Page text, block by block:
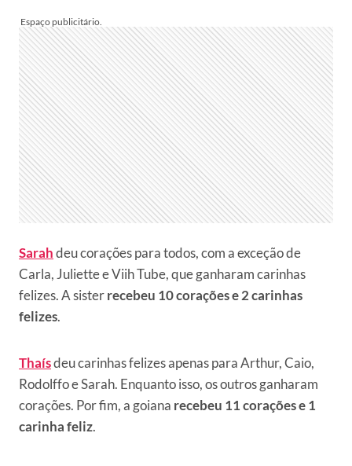
Sarahdeu corações para todos, com a exceção de
Carla, Juliette e Viih Tube, que ganharam carinhas
felizes. A sisterrecebeu 10 corações e 2 carinhas
felizes.
Thaísdeu carinhas felizes apenas para Arthur, Caio,
Rodolffo e Sarah. Enquanto isso, os outros ganharam
corações. Por fim, a goiana recebeu 11 corações e 1
carinha feliz.